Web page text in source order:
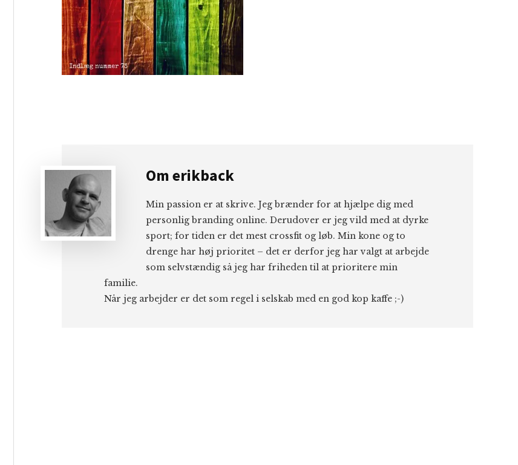
Om erikback
Min passion er at skrive. Jeg brænder for at hjælpe dig med
personlig branding online. Derudover er jeg vild med at dyrke
sport; for tiden er det mest crossfit og løb. Min kone og to
drenge har høj prioritet – det er derfor jeg har valgt at arbejde
som selvstændig så jeg har friheden til at prioritere min
familie.
Når jeg arbejder er det som regel i selskab med en god kop kaffe ;-)